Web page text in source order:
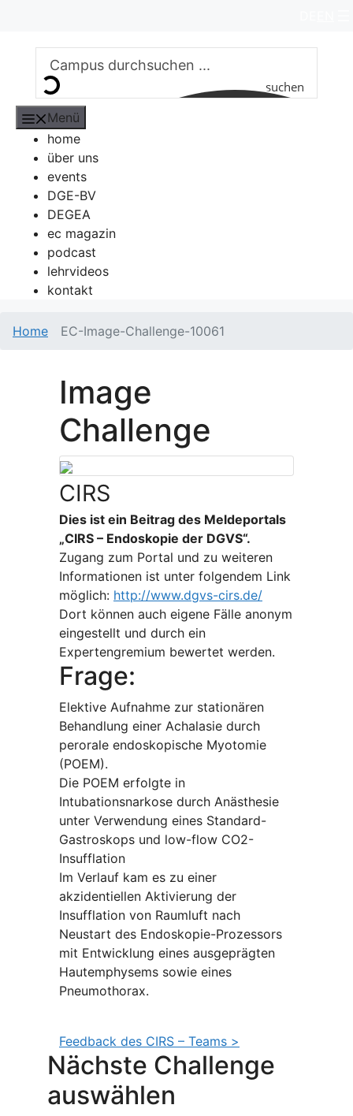
springen
suchen
Menü
home
über uns
events
DGE-BV
DEGEA
ec magazin
podcast
lehrvideos
kontakt
Home EC-Image-Challenge-10061
Image
Challenge
CIRS
Dies ist ein Beitrag des Meldeportals
„CIRS – Endoskopie der DGVS“.
Zugang zum Portal und zu weiteren
Informationen ist unter folgendem Link
möglich: http://www.dgvs-cirs.de/
Dort können auch eigene Fälle anonym
eingestellt und durch ein
Expertengremium bewertet werden.
Frage:
Elektive Aufnahme zur stationären
Behandlung einer Achalasie durch
perorale endoskopische Myotomie
(POEM).
Die POEM erfolgte in
Intubationsnarkose durch Anästhesie
unter Verwendung eines Standard-
Gastroskops und low-flow CO2-
Insufflation
Im Verlauf kam es zu einer
akzidentiellen Aktivierung der
Insufflation von Raumluft nach
Neustart des Endoskopie-Prozessors
mit Entwicklung eines ausgeprägten
Hautemphysems sowie eines
Pneumothorax.
Feedback des CIRS – Teams >
Nächste Challenge
auswählen